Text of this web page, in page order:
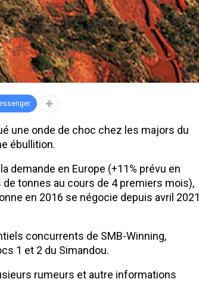
une onde de choc chez les majors du
ébullition.
demande en Europe (+11% prévu en
tonnes au cours de 4 premiers mois),
en 2016 se négocie depuis avril 2021
concurrents de SMB-Winning,
1 et 2 du Simandou.
rumeurs et autre informations